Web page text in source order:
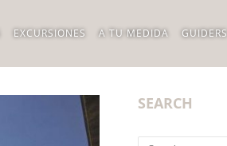
EXCURSIONES A TU MEDIDA GUIDERS
SEARCH